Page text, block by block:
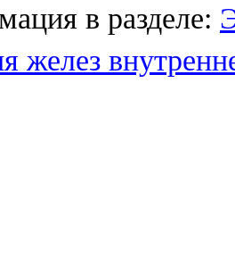
в разделе:
желез